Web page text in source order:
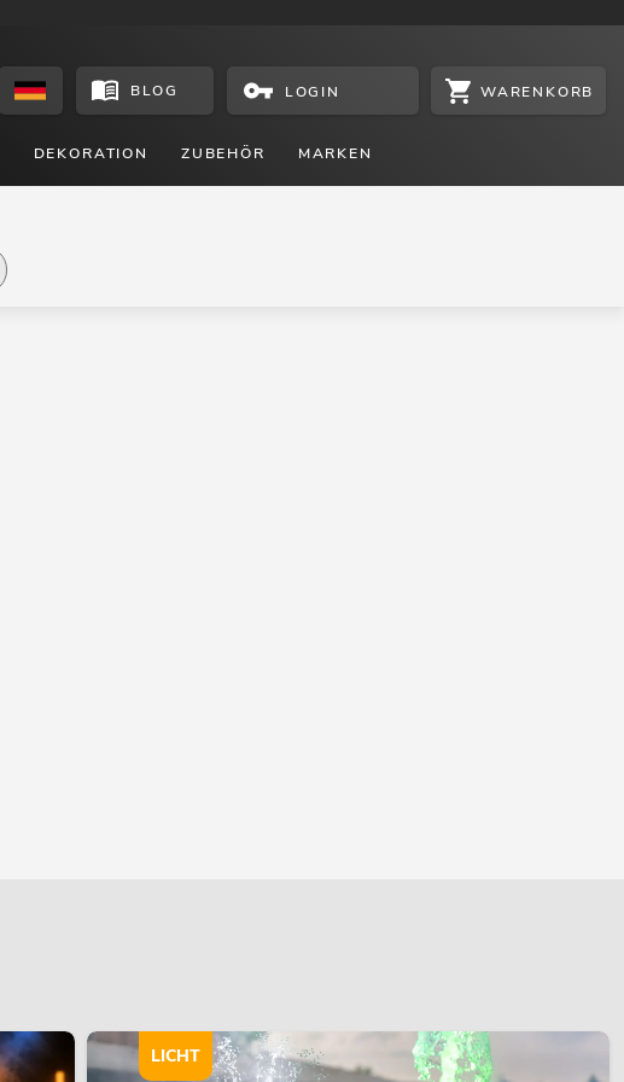
BLOG LOGIN WARENKORB
DEKORATION ZUBEHÖR MARKEN
LICHT